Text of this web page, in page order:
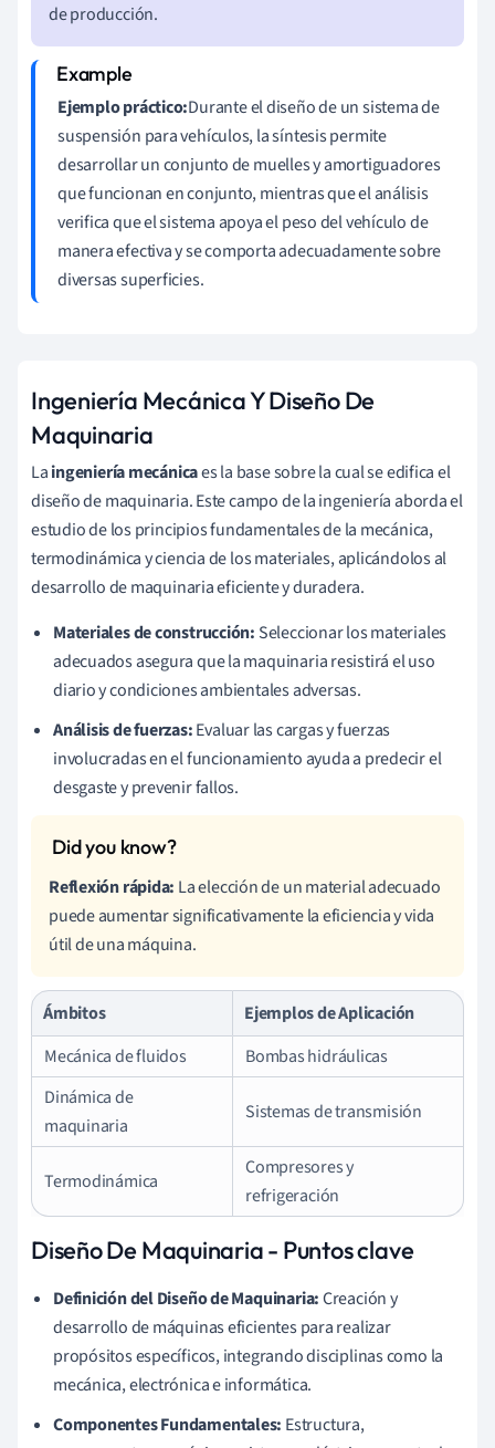
de producción.
Ejemplo práctico:Durante el diseño de un sistema de
suspensión para vehículos, la síntesis permite
desarrollar un conjunto de muelles y amortiguadores
que funcionan en conjunto, mientras que el análisis
verifica que el sistema apoya el peso del vehículo de
manera efectiva y se comporta adecuadamente sobre
diversas superficies.
Ingeniería Mecánica Y Diseño De
Maquinaria
Laingeniería mecánicaes la base sobre la cual se edifica el
diseño de maquinaria. Este campo de la ingeniería aborda el
estudio de los principios fundamentales de la mecánica,
termodinámica y ciencia de los materiales, aplicándolos al
desarrollo de maquinaria eficiente y duradera.
Materiales de construcción: Seleccionar los materiales
adecuados asegura que la maquinaria resistirá el uso
diario y condiciones ambientales adversas.
Análisis de fuerzas:Evaluar las cargas y fuerzas
involucradas en el funcionamiento ayuda a predecir el
desgaste y prevenir fallos.
Reflexión rápida: La elección de un material adecuado
puede aumentar significativamente la eficiencia y vida
útil de una máquina.
Ámbitos
Ejemplos de Aplicación
Mecánica de fluidos
Bombas hidráulicas
Dinámica de
maquinaria
Sistemas de transmisión
Termodinámica
Compresores y
refrigeración
Diseño De Maquinaria - Puntos clave
Definición del Diseño de Maquinaria:Creación y
desarrollo de máquinas eficientes para realizar
propósitos específicos, integrando disciplinas como la
mecánica, electrónica e informática.
Componentes Fundamentales: Estructura,